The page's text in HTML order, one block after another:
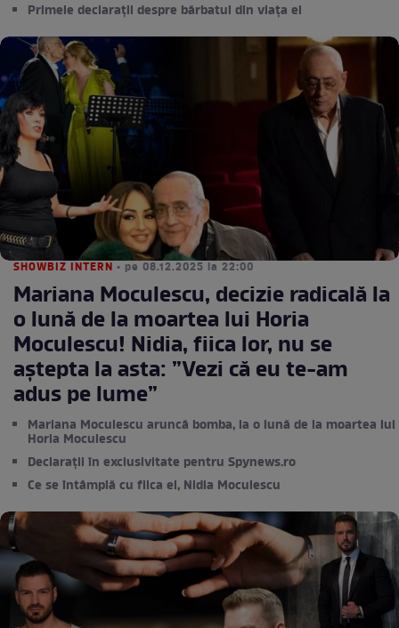
Primele declarații despre bărbatul din viața ei
SHOWBIZ INTERN • pe 08.12.2025 la 22:00
Mariana Moculescu, decizie radicală la
o lună de la moartea lui Horia
Moculescu! Nidia, fiica lor, nu se
aștepta la asta: ”Vezi că eu te-am
adus pe lume”
Mariana Moculescu aruncă bomba, la o lună de la moartea lui
Horia Moculescu
Declarații în exclusivitate pentru Spynews.ro
Ce se întâmplă cu fiica ei, Nidia Moculescu